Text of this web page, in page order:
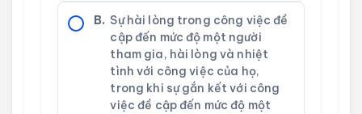
B. Sự hài lòng trong công việc đề
cập đến mức độ một người
tham gia, hài lòng và nhiệt
tình với công việc của họ,
trong khi sự gắn kết với công
việc đề cập đến mức độ một